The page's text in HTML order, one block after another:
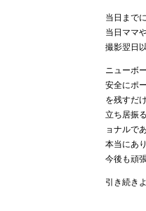
当日まで
当日ママ
撮影翌日
ニューボ
安全にポ
を残すだ
立ち居振
ョナルで
本当にあ
今後も頑
引き続き